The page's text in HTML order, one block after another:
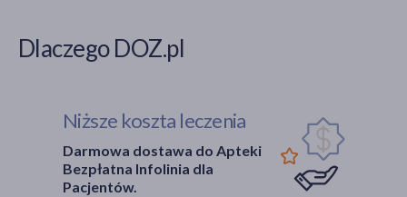
Dlaczego DOZ.pl
Niższe koszta leczenia
Darmowa dostawa do Apteki
Bezpłatna Infolinia dla
Pacjentów.